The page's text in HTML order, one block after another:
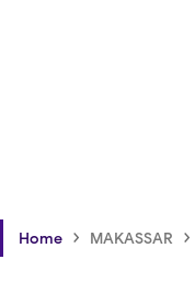
Home › MAKASSAR ›